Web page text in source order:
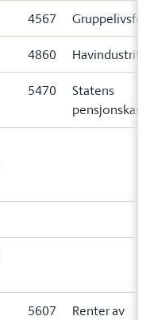
4567
4860
5470
Statens
pensjonskasse
5607
Renter av